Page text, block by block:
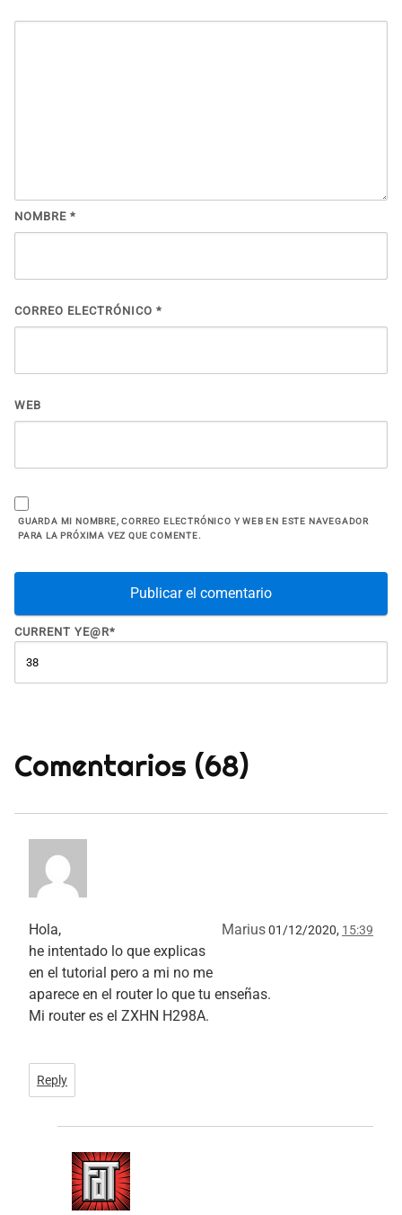
NOMBRE *
CORREO ELECTRÓNICO *
WEB
GUARDA MI NOMBRE, CORREO ELECTRÓNICO Y WEB EN ESTE NAVEGADOR
PARA LA PRÓXIMA VEZ QUE COMENTE.
CURRENT YE@R*
Comentarios (68)
Marius01/12/2020, 15:39
Hola,
he intentado lo que explicas
en el tutorial pero a mi no me
aparece en el router lo que tu enseñas.
Mi router es el ZXHN H298A.
Reply